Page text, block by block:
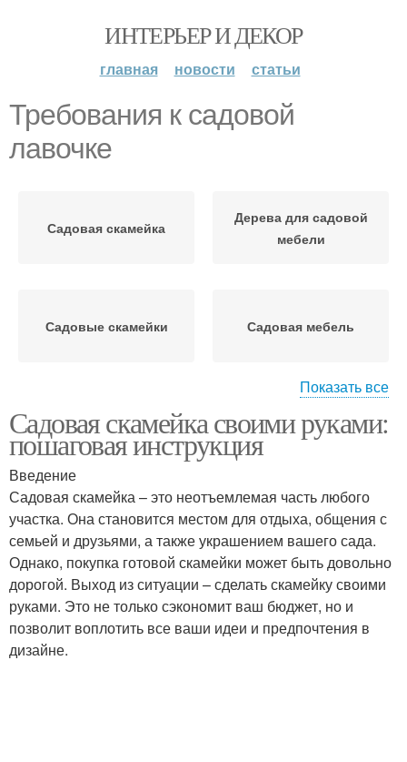
ИНТЕРЬЕР И ДЕКОР
главная новости статьи
Требования к садовой
лавочке
Садовая скамейка
Дерева для садовой
мебели
Садовые скамейки Садовая мебель
Лавочки со спинкой Садовая лавочка
Лавочка из профильной
трубы
Лавочки из
профильной трубы
Показать все
Садовая скамейка своими руками:
пошаговая инструкция
Введение
Садовая скамейка – это неотъемлемая часть любого
участка. Она становится местом для отдыха, общения с
семьей и друзьями, а также украшением вашего сада.
Однако, покупка готовой скамейки может быть довольно
дорогой. Выход из ситуации – сделать скамейку своими
руками. Это не только сэкономит ваш бюджет, но и
позволит воплотить все ваши идеи и предпочтения в
дизайне.